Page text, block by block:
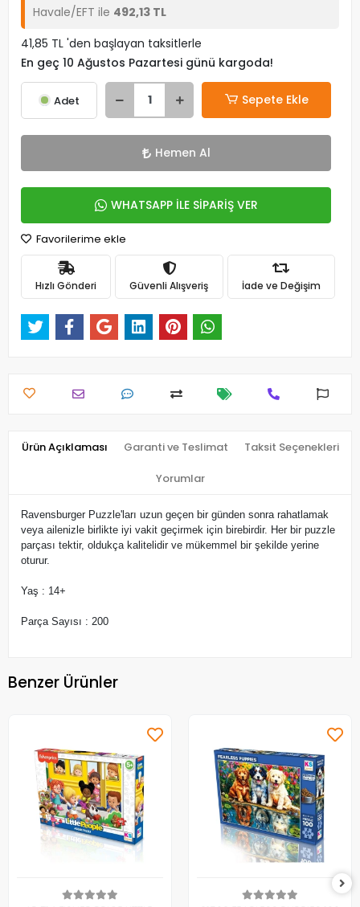
Havale/EFT ile 492,13 TL
41,85 TL 'den başlayan taksitlerle
En geç 10 Ağustos Pazartesi günü kargoda!
Adet Sepete Ekle
Hemen Al
WHATSAPP İLE SİPARİŞ VER
Favorilerime ekle
Hızlı Gönderi Güvenli Alışveriş İade ve Değişim
Ürün Açıklaması Garanti ve Teslimat Taksit Seçenekleri
Yorumlar
Ravensburger Puzzle'ları uzun geçen bir günden sonra rahatlamak
veya ailenizle birlikte iyi vakit geçirmek için birebirdir. Her bir puzzle
parçası tektir, oldukça kalitelidir ve mükemmel bir şekilde yerine
oturur.
Yaş : 14+
Parça Sayısı : 200
Benzer Ürünler